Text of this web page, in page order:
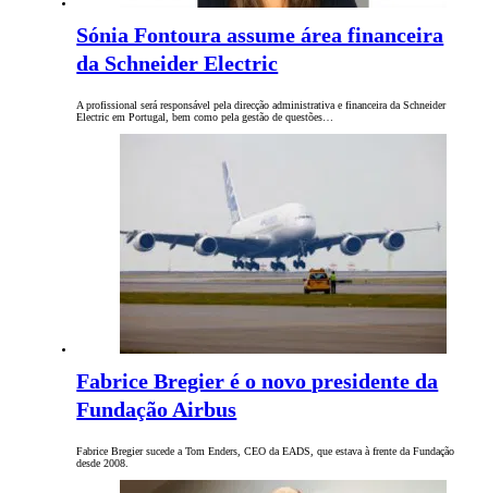
Sónia Fontoura assume área financeira
da Schneider Electric
A profissional será responsável pela direcção administrativa e financeira da Schneider
Electric em Portugal, bem como pela gestão de questões…
Fabrice Bregier é o novo presidente da
Fundação Airbus
Fabrice Bregier sucede a Tom Enders, CEO da EADS, que estava à frente da Fundação
desde 2008.